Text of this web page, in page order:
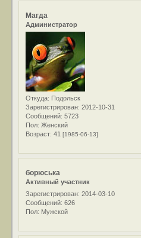
Магда
Администратор
Откуда: Подольск
Зарегистрирован: 2012-10-31
Сообщений: 5723
Пол: Женский
Возраст: 41[1985-06-13]
борюська
Активный участник
Зарегистрирован: 2014-03-10
Сообщений: 626
Пол: Мужской